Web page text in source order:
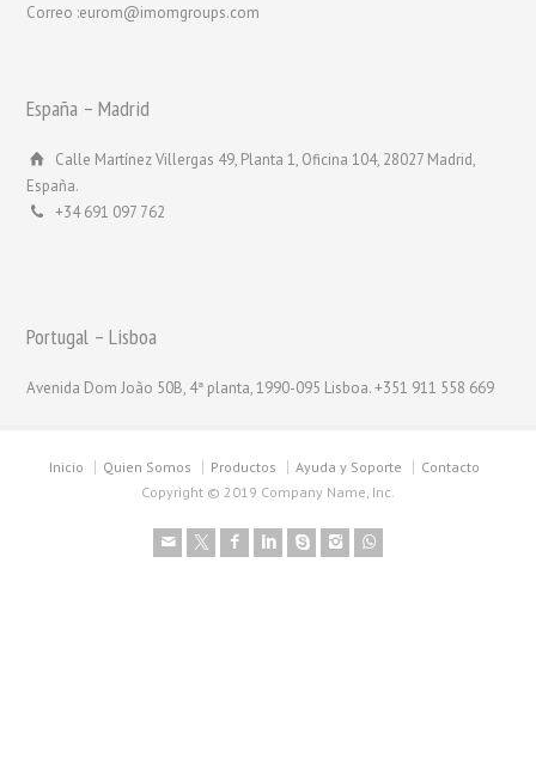
Correo :eurom@imomgroups.com
España – Madrid
Calle Martínez Villergas 49, Planta 1, Oficina 104, 28027 Madrid,
España.
+34 691 097 762
Portugal – Lisboa
Avenida Dom João 50B, 4ª planta, 1990-095 Lisboa. +351 911 558 669
Inicio Quien Somos Productos Ayuda y Soporte
Contacto
Copyright © 2019 Company Name, Inc.